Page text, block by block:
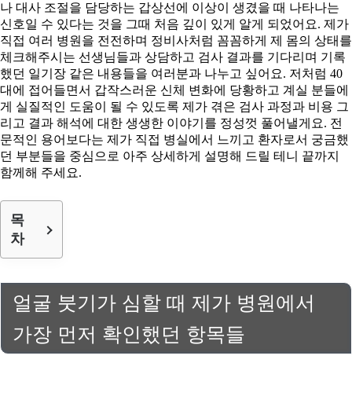
나 대사 조절을 담당하는 갑상선에 이상이 생겼을 때 나타나는
신호일 수 있다는 것을 그때 처음 깊이 있게 알게 되었어요. 제가
직접 여러 병원을 전전하며 정비사처럼 꼼꼼하게 제 몸의 상태를
체크해주시는 선생님들과 상담하고 검사 결과를 기다리며 기록
했던 일기장 같은 내용들을 여러분과 나누고 싶어요. 저처럼 40
대에 접어들면서 갑작스러운 신체 변화에 당황하고 계실 분들에
게 실질적인 도움이 될 수 있도록 제가 겪은 검사 과정과 비용 그
리고 결과 해석에 대한 생생한 이야기를 정성껏 풀어낼게요. 전
문적인 용어보다는 제가 직접 병실에서 느끼고 환자로서 궁금했
던 부분들을 중심으로 아주 상세하게 설명해 드릴 테니 끝까지
함께해 주세요.
목
차
얼굴 붓기가 심할 때 제가 병원에서
가장 먼저 확인했던 항목들